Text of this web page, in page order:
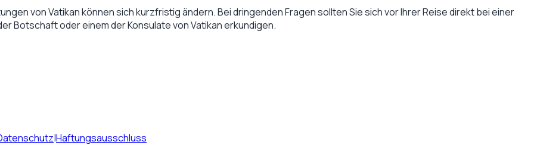
vonVatikankönnen sich kurzfristig ändern. Bei dringenden Fragen sollten Sie sich vor Ihrer Reise direkt bei einer
Botschaft oder einem der Konsulate vonVatikanerkundigen.
|Haftungsausschluss